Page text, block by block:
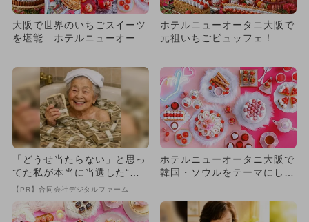
大阪で世界のいちごスイーツ
を堪能 ホテルニューオータ
ホテルニューオータニ大阪で
元祖いちごビュッフェ！ 予
「どうせ当たらない」と思っ
てた私が本当に当選した“買
い方”がこれ
【PR】合同会社デジタルファーム
ホテルニューオータニ大阪で
韓国・ソウルをテーマにした
催